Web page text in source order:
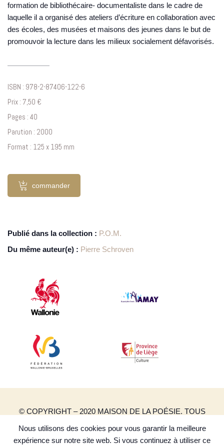
formation de bibliothécaire- documentaliste dans le cadre de
laquelle il a organisé des ateliers d’écriture en collaboration avec
des écoles, des musées et maisons des jeunes dans le but de
promouvoir la lecture dans les milieux socialement défavorisés.
ISBN : 978-2-87406-122-6
Prix : 7,50 €
Pages : 40
Parution : 2000
Format : 125 x 195 mm
commander
Publié dans la collection : P.O.M.
Du même auteur(e) : Pierre Schroven
© COPYRIGHT – 2020 MAISON DE LA POÉSIE. TOUS
CRÉATION DE SITES INTERNET | PRODUWEB
Nous utilisons des cookies pour vous garantir la meilleure
expérience sur notre site web. Si vous continuez à utiliser ce